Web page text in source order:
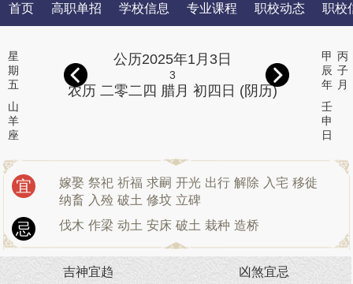
首页 高职单招 学校信息 专业课程 职校动态 职校
星
期
五
山
羊
座
甲
辰
年
丙
子
月
壬
申
日
公历2025年1月3日
3
农历 二零二四 腊月 初四日 (阴历)
宜 嫁娶 祭祀 祈福 求嗣 开光 出行 解除 入宅 移徙
纳畜 入殓 破土 修坟 立碑
忌 伐木 作梁 动土 安床 破土 栽种 造桥
吉神宜趋
凶煞宜忌